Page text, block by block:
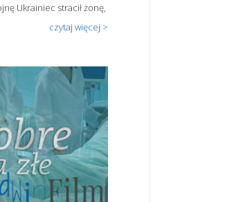
Ukrainiec stracił żonę,
czytaj więcej >